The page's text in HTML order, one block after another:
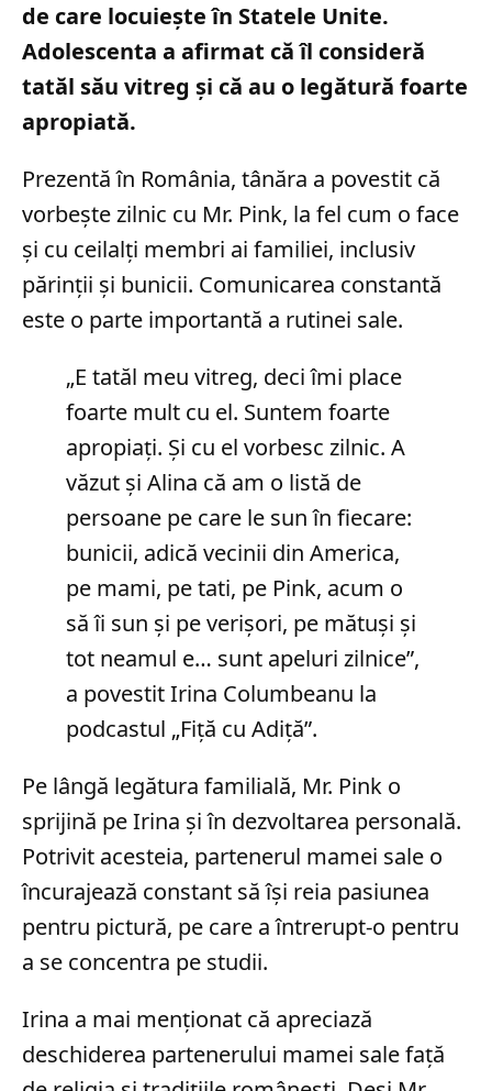
de care locuiește în Statele Unite.
Adolescenta a afirmat că îl consideră
tatăl său vitreg și că au o legătură foarte
apropiată.
Prezentă în România, tânăra a povestit că
vorbește zilnic cu Mr. Pink, la fel cum o face
și cu ceilalți membri ai familiei, inclusiv
părinții și bunicii. Comunicarea constantă
este o parte importantă a rutinei sale.
„E tatăl meu vitreg, deci îmi place
foarte mult cu el. Suntem foarte
apropiați. Și cu el vorbesc zilnic. A
văzut și Alina că am o listă de
persoane pe care le sun în fiecare:
bunicii, adică vecinii din America,
pe mami, pe tati, pe Pink, acum o
să îi sun și pe verișori, pe mătuși și
tot neamul e… sunt apeluri zilnice”,
a povestit Irina Columbeanu la
podcastul „Fiță cu Adiță”.
Pe lângă legătura familială, Mr. Pink o
sprijină pe Irina și în dezvoltarea personală.
Potrivit acesteia, partenerul mamei sale o
încurajează constant să își reia pasiunea
pentru pictură, pe care a întrerupt-o pentru
a se concentra pe studii.
Irina a mai menționat că apreciază
deschiderea partenerului mamei sale față